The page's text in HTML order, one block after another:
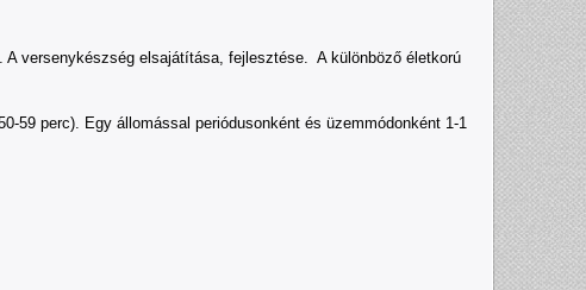
versenykészség elsajátítása, fejlesztése. A különböző életkorú
59 perc). Egy állomással periódusonként és üzemmódonként 1-1